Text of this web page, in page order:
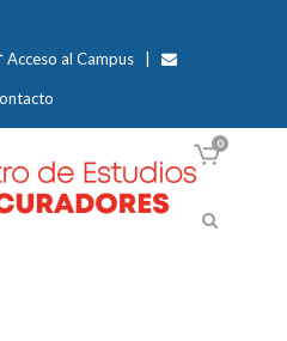
Acceso al Campus|
0